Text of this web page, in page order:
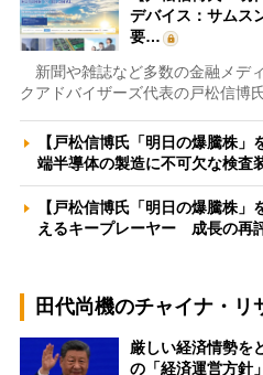
デバイス：サムス
要…
新聞や雑誌など多数の金融メデ
クアドバイザーズ代表の戸松信博
【戸松信博氏「明日の爆騰株
端半導体の製造に不可欠な検査
【戸松信博氏「明日の爆騰株
えるキープレーヤー 成長の再
田代尚機のチャイナ・リ
厳しい経済情勢を
の「経済運営方